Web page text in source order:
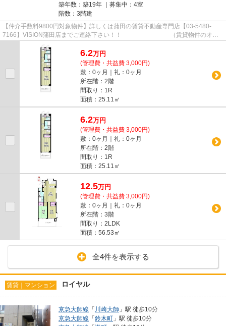
築年数：築19年 ｜募集中： 4室
階数：3階建
【仲介手数料9800円対象物件】詳しくは蒲田の賃貸不動産専門店【03-5480-
7166】VISION蒲田店までご連絡下さい！！ （賃貸物件のオス
スメポイント） 駅徒歩5分以内 バス...
6.2万円
(管理費・共益費 3,000円)
敷：0ヶ月｜礼：0ヶ月
所在階：2階
間取り：1R
面積：25.11㎡
6.2万円
(管理費・共益費 3,000円)
敷：0ヶ月｜礼：0ヶ月
所在階：2階
間取り：1R
面積：25.11㎡
12.5万円
(管理費・共益費 3,000円)
敷：0ヶ月｜礼：0ヶ月
所在階：3階
間取り：2LDK
面積：56.53㎡
全4件を表示する
賃貸｜マンション ロイヤル
京急大師線 「 川崎大師 」駅 徒歩10分
京急大師線 「鈴木町 」駅 徒歩10分